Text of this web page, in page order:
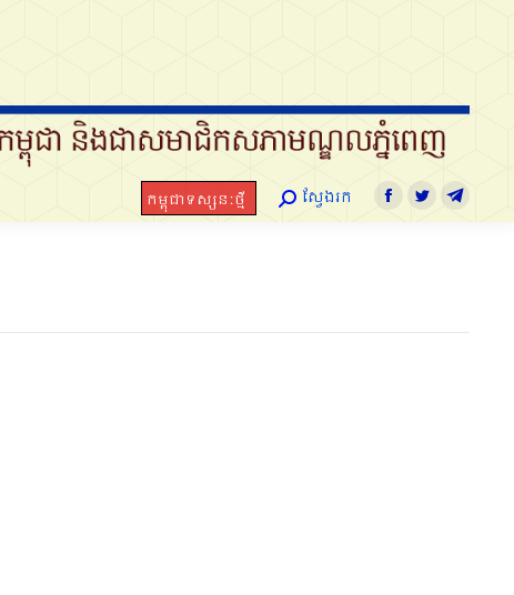
កម្ពុជាទស្សនៈថ្មី Search:
ស្វែងរក Facebook
Twitter